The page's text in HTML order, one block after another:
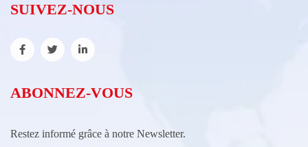
SUIVEZ-NOUS
ABONNEZ-VOUS
Restez informé grâce à notre Newsletter.